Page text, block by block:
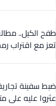
طفح الكيل..
تعز مع اقتراب
ضبط سفينة
عثروا عليه على